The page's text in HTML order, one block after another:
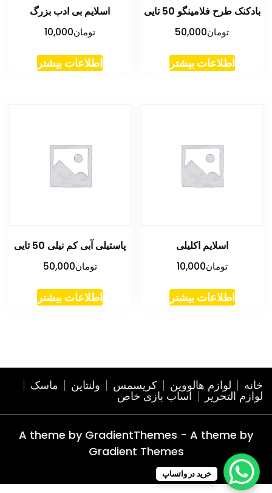
بادکنک طرح فلامینگو 50 تایی
تومان50,000
اطلاعات بیشتر
اسلایم بی ادب بزرگ
تومان10,000
اطلاعات بیشتر
اسلایم اکلیلی
تومان10,000
اطلاعات بیشتر
پاستیلی آبی کم نیلی 50 تایی
تومان50,000
اطلاعات بیشتر
خانه لوازم هالووین کریسمس ولنتاین ماسک
لوازم التحریر اساب بازی خاص
A theme by GradientThemes - A theme by
Gradient Themes
خرید در واتساپ